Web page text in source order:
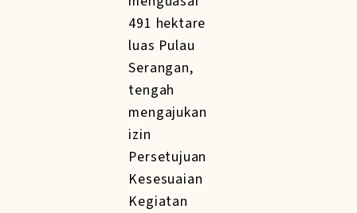
491 hektare
luas Pulau
Serangan,
tengah
mengajukan
izin
Persetujuan
Kesesuaian
Kegiatan